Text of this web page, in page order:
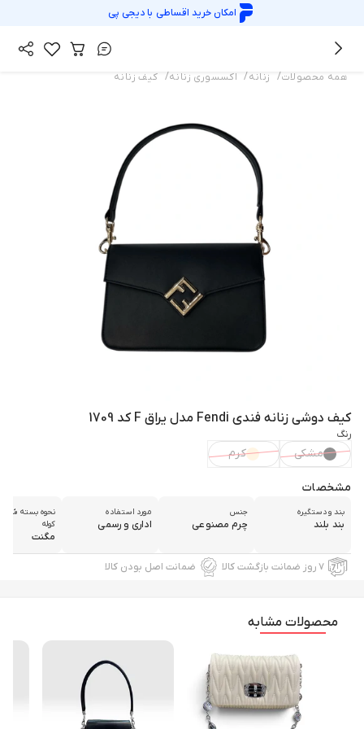
امکان خرید اقساطی بادیجی پی
همه محصولات/ زنانه/ اکسسوری زنانه/ کیف زنانه
کیف دوشی زنانه فندی Fendi مدل یراق F کد 1709
رنگ
مشکی کرم
مشخصات
بند و دستگیره
بند بلند
جنس
چرم مصنوعی
مورد استفاده
اداری و رسمی
نحوه بسته
کوله
مگنت
۷ روز ضمانت بازگشت کالا ضمانت اصل بودن کالا
محصولات مشابه